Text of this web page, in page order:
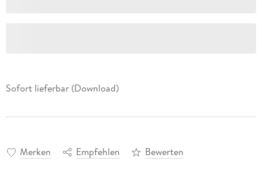
Sofort lieferbar (Download)
Merken Empfehlen Bewerten